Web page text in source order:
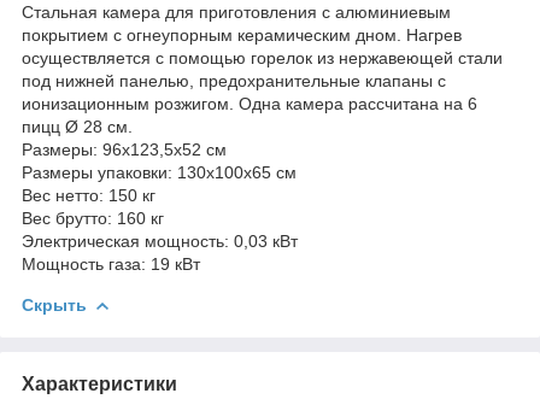
Стальная камера для приготовления с алюминиевым
покрытием с огнеупорным керамическим дном. Нагрев
осуществляется с помощью горелок из нержавеющей стали
под нижней панелью, предохранительные клапаны с
ионизационным розжигом. Одна камера рассчитана на 6
пицц Ø 28 см.
Размеры: 96x123,5x52 см
Размеры упаковки: 130x100x65 см
Вес нетто: 150 кг
Вес брутто: 160 кг
Электрическая мощность: 0,03 кВт
Мощность газа: 19 кВт
Скрыть
Характеристики